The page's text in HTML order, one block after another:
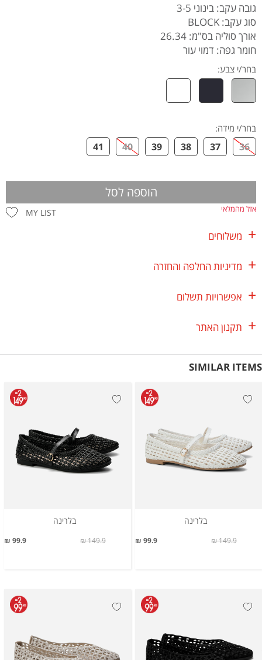
גובה עקב: בינוני 3-5
סוג עקב: BLOCK
אורך סוליה בס"מ: 26.34
חומר גפה: דמוי עור
בחר/י צבע:
בחר/י מידה:
36
37
38
39
40
41
הוספה לסל
MY LIST אזל מהמלאי
משלוחים
מדיניות החלפה והחזרה
אפשרויות תשלום
תקנון האתר
SIMILAR ITEMS
בלרינה
99.9 ₪ 149.9 ₪
בלרינה
99.9 ₪ 149.9 ₪